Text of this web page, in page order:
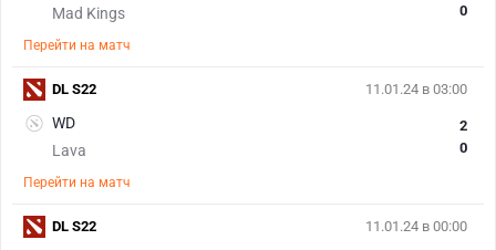
Mad Kings
0
Перейти на матч
11.01.24 в 03:00
WD
Lava
2
0
Перейти на матч
DL S22
11.01.24 в 00:00
DL S22